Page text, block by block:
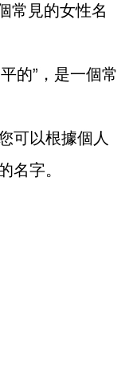
常見的女性名
的”，是一個常
可以根據個人
名字。